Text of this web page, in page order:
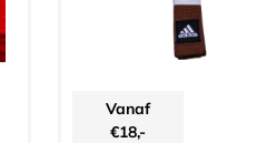
Vanaf
€18,-